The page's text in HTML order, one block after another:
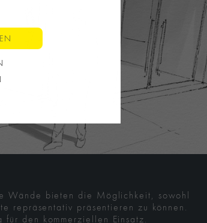
Wände bieten die Möglichkeit, sowohl
repräsentativ präsentieren zu können.
den kommerziellen Einsatz.